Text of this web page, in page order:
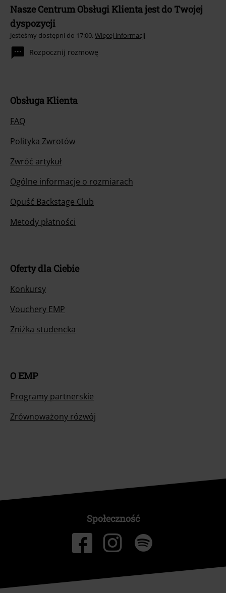
Nasze Centrum Obsługi Klienta jest do Twojej
dyspozycji
Jesteśmy dostępni do 17:00. Więcej informacji
Rozpocznij rozmowę
Obsługa Klienta
FAQ
Polityka Zwrotów
Zwróć artykuł
Ogólne informacje o rozmiarach
Opuść Backstage Club
Metody płatności
Oferty dla Ciebie
Konkursy
Vouchery EMP
Zniżka studencka
O EMP
Programy partnerskie
Zrównoważony rózwój
Społeczność